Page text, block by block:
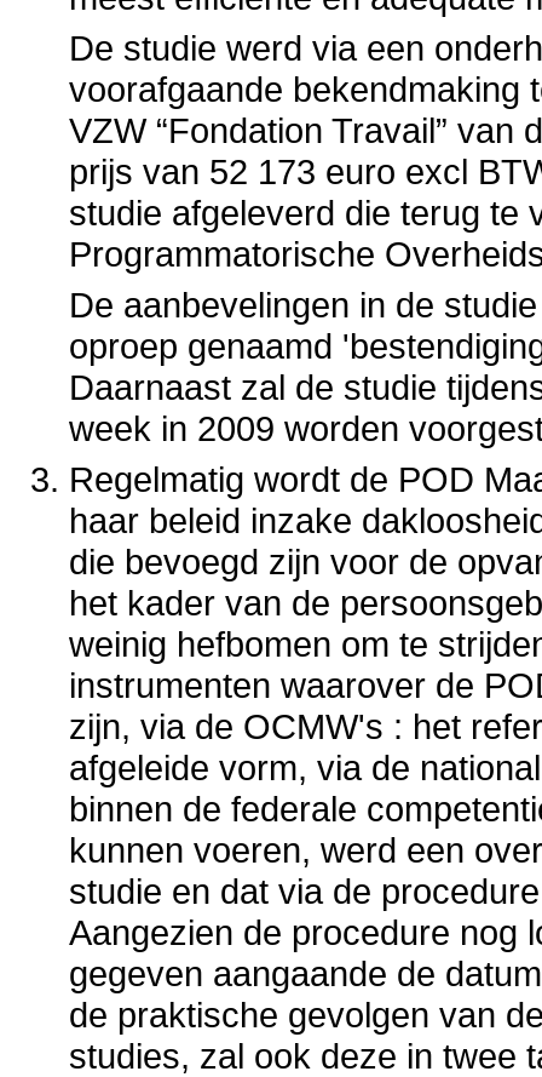
De studie werd via een
voorafgaande bekendmaking
VZW “Fondation Travail” van
prijs van 52 173 euro excl
studie afgeleverd die terug te
Programmatorische
De aanbevelingen in de
oproep genaamd
Daarnaast zal de studie
week in 2009 worden
Regelmatig wordt de POD
haar beleid inzake
die bevoegd zijn voor de
het kader van de
weinig hefbomen om te
instrumenten waarover de
zijn, via de OCMW's : het
afgeleide vorm, via de
binnen de federale
kunnen voeren, werd een
studie en dat via de
Aangezien de procedure nog
gegeven aangaande de
de praktische gevolgen van
studies, zal ook deze in twee